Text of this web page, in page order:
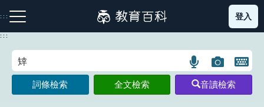
到
主
:::
注音索引圖示 筆畫索引圖示 部首索引表圖示
登入
:::
語
言
搜
圖
片
搜
開
鍵
詞條檢索 全文檢索 音讀檢索